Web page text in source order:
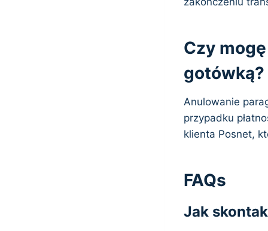
Czy
gotówką?
Anulowanie
przypadku
klienta Posnet,
FAQs
Jak